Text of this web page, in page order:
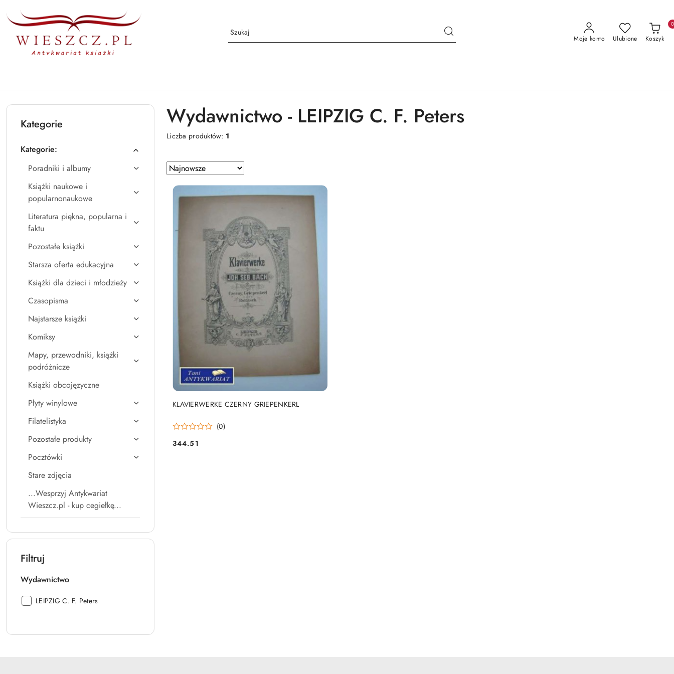
Przejdź do treści głównej
Przejdź do wyszukiwarki
Przejdź do moje konto
Przejdź do menu głównego
Przejdź do stopki
Moje konto Ulubione Koszyk
0
Kategorie
Kategorie:
Poradniki i albumy
Książki naukowe i
popularnonaukowe
Literatura piękna, popularna i
faktu
Pozostałe książki
Starsza oferta edukacyjna
Książki dla dzieci i młodzieży
Czasopisma
Najstarsze książki
Komiksy
Mapy, przewodniki, książki
podróżnicze
Książki obcojęzyczne
Płyty winylowe
Filatelistyka
Pozostałe produkty
Pocztówki
Stare zdjęcia
...Wesprzyj Antykwariat
Wieszcz.pl - kup cegiełkę...
Filtruj
Wydawnictwo
Wydawnictwo:
LEIPZIG C. F. Peters
Wydawnictwo - LEIPZIG C. F. Peters
Liczba produktów: 1
Zastosowano
sortowanie:
Najnowsze.
Sortuj
według
KLAVIERWERKE CZERNY GRIEPENKERL
(0)
Cena:
344.51
DO KOSZYKA